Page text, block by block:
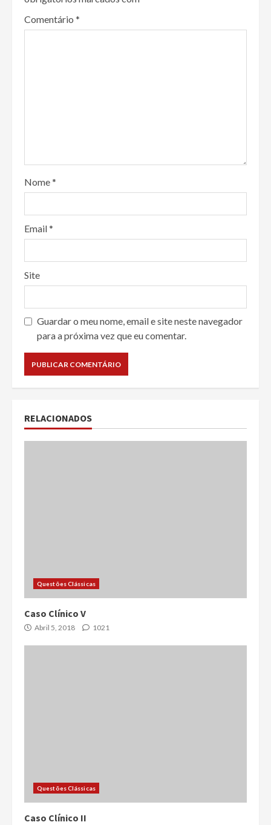
Comentário *
Nome*
Email*
Site
Guardar o meu nome, email e site neste navegador
para a próxima vez que eu comentar.
RELACIONADOS
Questões Clássicas
Caso Clínico V
Abril 5, 2018 1021
Questões Clássicas
Caso Clínico II